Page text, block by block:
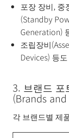
포장 장비, 중
(Standby
Generation)
조립장비
Devices) 등
3. 브랜드 포
(Brands
각 브랜드별 제